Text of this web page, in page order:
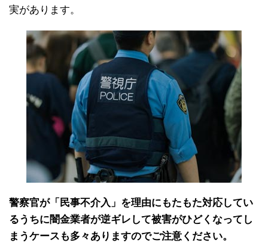
実があります。
警察官が「民事不介入」を理由にもたもた対応してい
るうちに闇金業者が逆ギレして被害がひどくなってし
まうケースも多々ありますのでご注意ください。